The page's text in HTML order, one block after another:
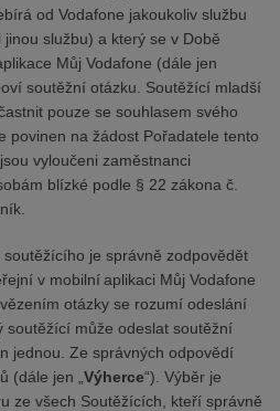
od Vodafone jakoukoliv službu
službu) a který se v Době
Můj Vodafone (dále jen
soutěžní otázku. Soutěžící mladší
pouze se souhlasem svého
povinen na žádost Pořadatele tento
vyloučeni zaměstnanci
blízké podle § 22 zákona č.
soutěžícího je správně zodpovědět
v mobilní aplikaci Můj Vodafone
otázky se rozumí odeslání
soutěžící může odeslat soutěžní
jednou. Ze správných odpovědí
(dále jen „ Výherce“). Výběr je
ze všech Soutěžících, kteří správně